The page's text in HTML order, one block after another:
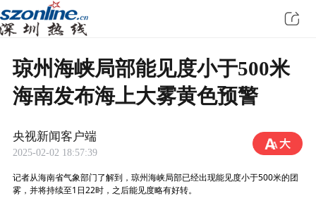
琼州海峡局部能见度小于500米
海南发布海上大雾黄色预警
央视新闻客户端
2025-02-02 18:57:39
记者从海南省气象部门了解到，琼州海峡局部已经出现能见度小于500米的团
雾，并将持续至1日22时，之后能见度略有好转。